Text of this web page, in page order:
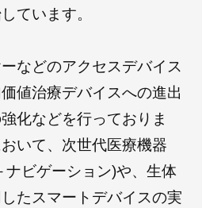
ています。
などのアクセスデバイス
値治療デバイスへの進出
化などを行っておりま
いて、次世代医療機器
ナビゲーション)や、生体
たスマートデバイスの実